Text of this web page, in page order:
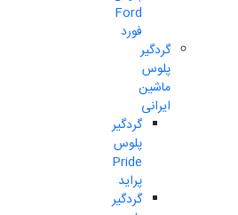
Ford
فورد
گردگیر
پلوس
ماشین
ایرانی
گردگیر
پلوس
Pride
پراید
گردگیر